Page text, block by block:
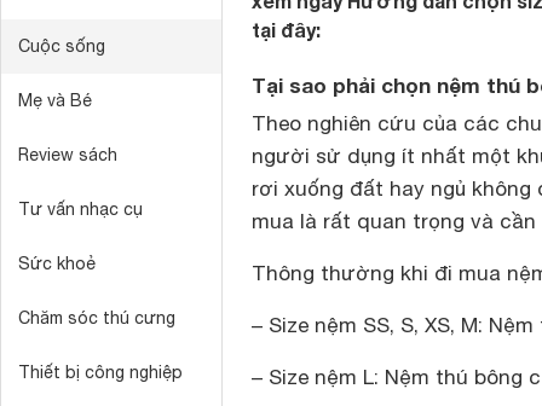
Cuộc sống
Mẹ và Bé
Review sách
Tư vấn nhạc cụ
Sức khoẻ
Chăm sóc thú cưng
Thiết bị công nghiệp
tại đây:
Tại sao phải chọn nệm thú
Theo nghiên cứu của các
người sử dụng ít nhất một
rơi xuống đất hay ngủ
mua là rất quan trọng và
Thông thường khi đi mua
– Size nệm SS, S, XS, M: Nệm
– Size nệm L: Nệm thú bông